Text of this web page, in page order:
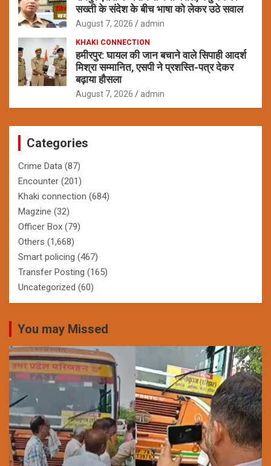
सख्ती के संदेश के बीच भाषा को लेकर उठे सवाल
August 7, 2026 admin
KHAKI CONNECTION
हमीरपुर: घायल की जान बचाने वाले सिपाही आदर्श
मिश्रा सम्मानित, एसपी ने प्रशस्ति-पत्र देकर
बढ़ाया हौसला
August 7, 2026 admin
Categories
Crime Data (87)
Encounter (201)
Khaki connection (684)
Magzine (32)
Officer Box (79)
Others (1,668)
Smart policing (467)
Transfer Posting (165)
Uncategorized (60)
You may Missed